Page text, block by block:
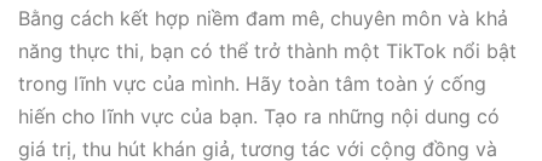
Bằng cách kết hợp niềm đam mê, chuyên môn và khả
năng thực thi, bạn có thể trở thành một TikTok nổi bật
trong lĩnh vực của mình. Hãy toàn tâm toàn ý cống
hiến cho lĩnh vực của bạn. Tạo ra những nội dung có
giá trị, thu hút khán giả, tương tác với cộng đồng và